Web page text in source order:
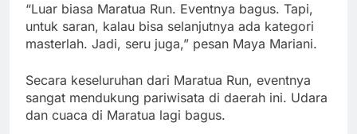
“Luar biasa Maratua Run. Eventnya bagus. Tapi,
untuk saran, kalau bisa selanjutnya ada kategori
masterlah. Jadi, seru juga,” pesan Maya Mariani.
Secara keseluruhan dari Maratua Run, eventnya
sangat mendukung pariwisata di daerah ini. Udara
dan cuaca di Maratua lagi bagus.